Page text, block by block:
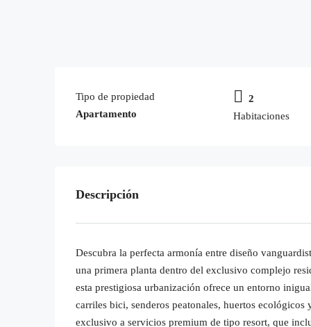
Tipo de propiedad
Apartamento
2
Habitaciones
Descripción
Descubra la perfecta armonía entre diseño
una primera planta dentro del exclusivo complejo
esta prestigiosa urbanización ofrece un entorno
carriles bici, senderos peatonales, huertos
exclusivo a servicios premium de tipo resort, que